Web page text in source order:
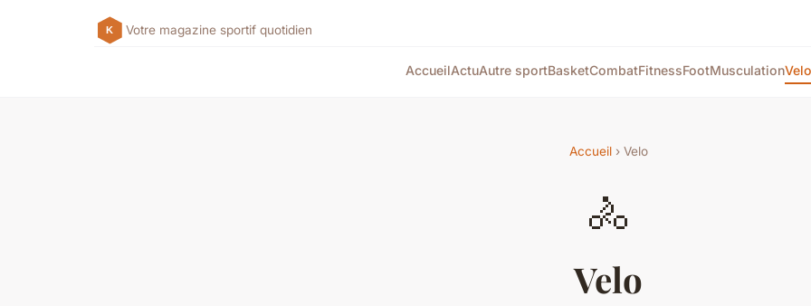
Votre magazine sportif quotidien
AccueilActuAutre sportBasketCombatFitnessFootMusculationVelo
Accueil› Velo
🚴
Velo